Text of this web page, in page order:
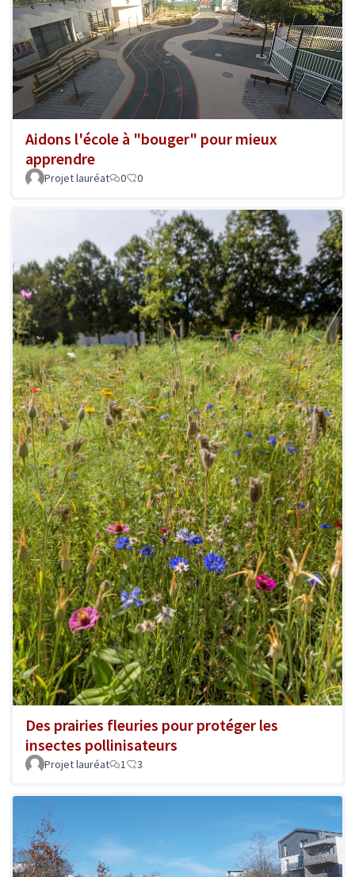
Aidons l'école à "bouger" pour mieux
apprendre
Projet lauréat 0 0
Des prairies fleuries pour protéger les
insectes pollinisateurs
Projet lauréat 1 3